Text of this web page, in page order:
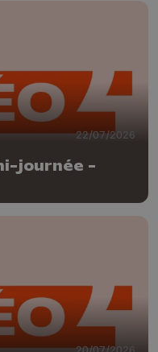
22/07/2026
journée -
20/07/2026